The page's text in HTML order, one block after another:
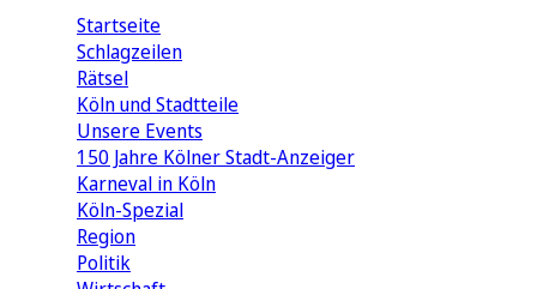
Startseite
Schlagzeilen
Rätsel
Köln und Stadtteile
Unsere Events
150 Jahre Kölner Stadt-Anzeiger
Karneval in Köln
Köln-Spezial
Region
Politik